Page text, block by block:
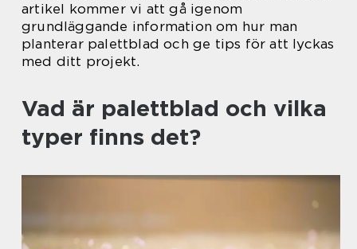
artikel kommer vi att gå igenom
grundläggande information om hur man
planterar palettblad och ge tips för att lyckas
med ditt projekt.
Vad är palettblad och vilka
typer finns det?